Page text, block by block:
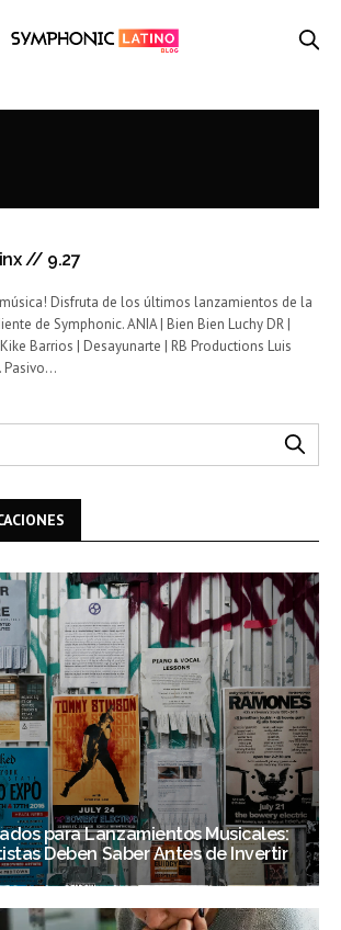
// 9.27
música! Disfruta de los últimos lanzamientos de la
de Symphonic. ANIA | Bien Bien Luchy DR |
Barrios | Desayunarte | RB Productions Luis
Pasivo…
para Lanzamientos Musicales:
Deben Saber Antes de Invertir